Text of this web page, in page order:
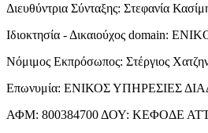
Διευθύντρια Σύνταξης: Στεφανία
Ιδιοκτησία - Δικαιούχος domain:
Νόμιμος Εκπρόσωπος: Στέργιος
Επωνυμία: ΕΝΙΚΟΣ ΥΠΗΡΕΣΙΕΣ
ΑΦΜ: 800384700 ΔΟΥ: ΚΕΦΟΔΕ